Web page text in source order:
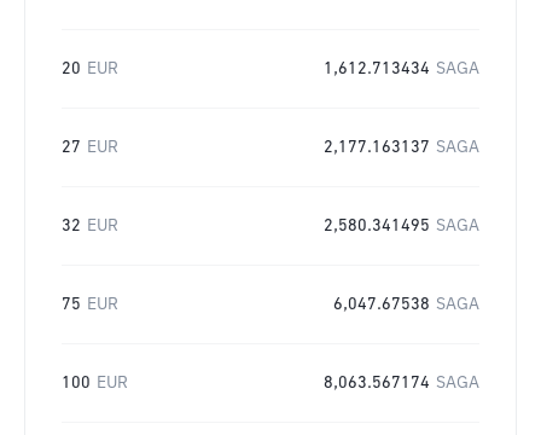
20 EUR 1,612.713434 SAGA
27 EUR 2,177.163137 SAGA
32 EUR 2,580.341495 SAGA
75 EUR 6,047.67538 SAGA
100 EUR 8,063.567174 SAGA